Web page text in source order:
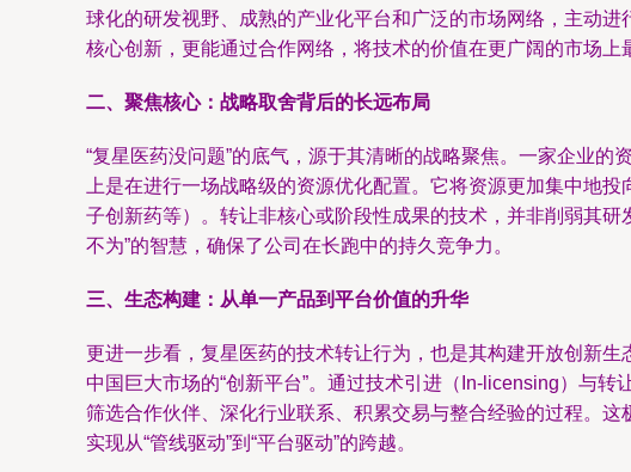
球化的研发视野、成熟的产业化平台和广泛的市场网络，主动
核心创新，更能通过合作网络，将技术的价值在更广阔的市场上
二、聚焦核心：战略取舍背后的长远布局
“复星医药没问题”的底气，源于其清晰的战略聚焦。一家企业
上是在进行一场战略级的资源优化配置。它将资源更加集中地
子创新药等）。转让非核心或阶段性成果的技术，并非削弱其
不为”的智慧，确保了公司在长跑中的持久竞争力。
三、生态构建：从单一产品到平台价值的升华
更进一步看，复星医药的技术转让行为，也是其构建开放创新
中国巨大市场的“创新平台”。通过技术引进（In-licensing）与
筛选合作伙伴、深化行业联系、积累交易与整合经验的过程。
实现从“管线驱动”到“平台驱动”的跨越。